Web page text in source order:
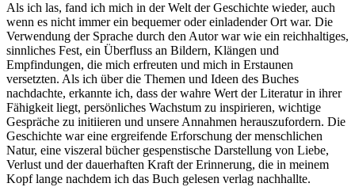
Als ich las, fand ich mich in der Welt der Geschichte wieder, auch
wenn es nicht immer ein bequemer oder einladender Ort war. Die
Verwendung der Sprache durch den Autor war wie ein reichhaltiges,
sinnliches Fest, ein Überfluss an Bildern, Klängen und
Empfindungen, die mich erfreuten und mich in Erstaunen
versetzten. Als ich über die Themen und Ideen des Buches
nachdachte, erkannte ich, dass der wahre Wert der Literatur in ihrer
Fähigkeit liegt, persönliches Wachstum zu inspirieren, wichtige
Gespräche zu initiieren und unsere Annahmen herauszufordern. Die
Geschichte war eine ergreifende Erforschung der menschlichen
Natur, eine viszeral bücher gespenstische Darstellung von Liebe,
Verlust und der dauerhaften Kraft der Erinnerung, die in meinem
Kopf lange nachdem ich das Buch gelesen verlag nachhallte.